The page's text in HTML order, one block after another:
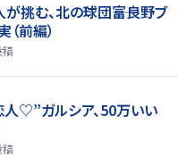
挑む、北の球団――富良野ブ
前編）
稿
♡”ガルシア、50万いい
稿